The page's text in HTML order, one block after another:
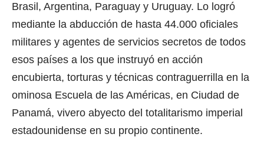
Brasil, Argentina, Paraguay y Uruguay. Lo logró
mediante la abducción de hasta 44.000 oficiales
militares y agentes de servicios secretos de todos
esos países a los que instruyó en acción
encubierta, torturas y técnicas contraguerrilla en la
ominosa Escuela de las Américas, en Ciudad de
Panamá, vivero abyecto del totalitarismo imperial
estadounidense en su propio continente.